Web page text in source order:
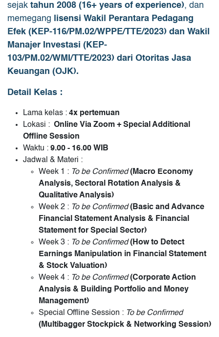
sejak tahun 2008 (16+ years of experience), dan
memegang
lisensi Wakil Perantara Pedagang
Efek (KEP-116/PM.02/WPPE/TTE/2023) dan Wakil
Manajer Investasi (KEP-
103/PM.02/WMI/TTE/2023) dari Otoritas Jasa
Keuangan (OJK).
Detail Kelas :
Lama kelas : 4x pertemuan
Lokasi : Online Via Zoom + Special Additional
Offline Session
Waktu : 9.00 - 16.00 WIB
Jadwal & Materi :
Week 1 : To be Confirmed (Macro Economy
Analysis, Sectoral Rotation Analysis &
Qualitative Analysis)
Week 2 : To be Confirmed (Basic and Advance
Financial Statement Analysis & Financial
Statement for Special Sector)
Week 3 : To be Confirmed(How to Detect
Earnings Manipulation in Financial Statement
& Stock Valuation)
Week 4 : To be Confirmed (Corporate Action
Analysis & Building Portfolio and Money
Management)
Special Offline Session : To be Confirmed
(Multibagger Stockpick & Networking Session)